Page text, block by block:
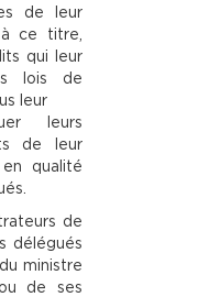
de leur
ce titre,
qui leur
lois de
leur
leurs
de leur
qualité
de
délégués
ministre
de ses